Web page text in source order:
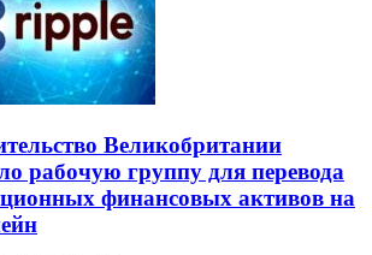
Великобритании
рабочую группу для перевода
финансовых активов на